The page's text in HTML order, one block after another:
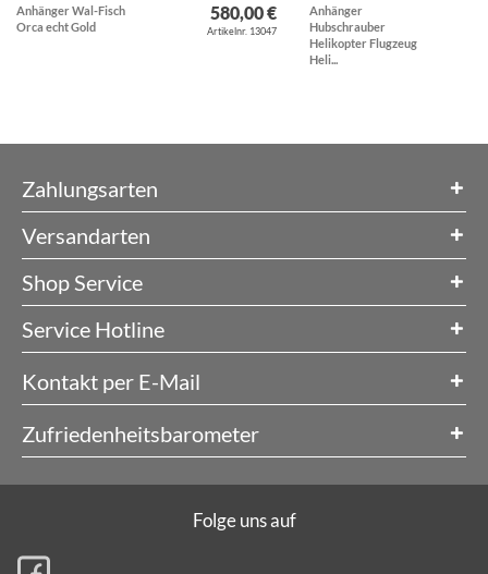
Anhänger Wal-Fisch
Orca echt Gold
580,00 €
Artikelnr. 13047
Anhänger
Hubschrauber
Helikopter Flugzeug
Heli...
Zahlungsarten
Versandarten
Shop Service
Service Hotline
Kontakt per E-Mail
Zufriedenheitsbarometer
Folge uns auf